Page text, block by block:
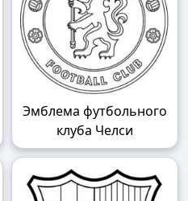
Эмблема футбольного
клуба Челси